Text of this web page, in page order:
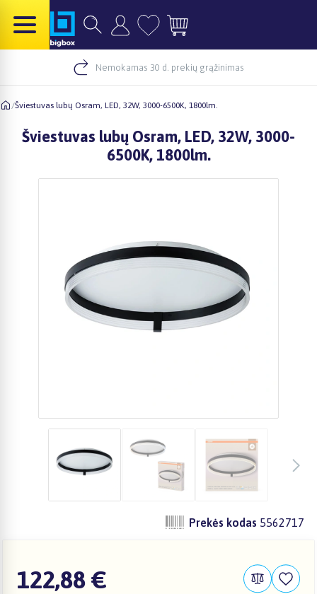
Nemokamas 30 d. prekių grąžinimas
/Šviestuvas lubų Osram, LED, 32W, 3000-6500K, 1800lm.
Šviestuvas lubų Osram, LED, 32W, 3000-
6500K, 1800lm.
Prekės kodas 5562717
122,88 €